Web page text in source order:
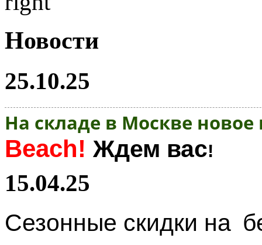
Новости
25.10.25
На складе в Москве
Beach! Ждем вас!
15.04.25
Сезонные скидки на